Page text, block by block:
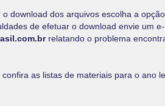
o download dos arquivos escolha a
de efetuar o download envie um
relatando o problema
as listas de materiais para o ano